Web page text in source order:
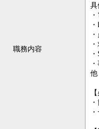
職務内容
具
他